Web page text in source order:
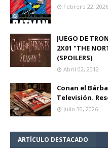
Febrero 22, 2026
JUEGO DE
2X01 "THE
(SPOILERS)
Abril 02, 2012
Conan el
Televisión.
Julio 30, 2026
ARTÍCULO DESTACADO